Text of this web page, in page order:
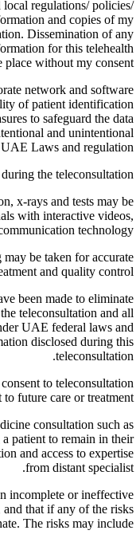
regulations/ policies/
and copies of my
Dissemination of any
for this telehealth
without my consent.
network and software
of patient identification
to safeguard the data
and unintentional
Laws and regulation.
the teleconsultation:
x-rays and tests may be
with interactive videos,
technology.
be taken for accurate
and quality control.
been made to eliminate
teleconsultation and all
UAE federal laws and
disclosed during this
teleconsultation.
to teleconsultation
future care or treatment.
consultation such as
patient to remain in their
and access to expertise
from distant specialist.
incomplete or ineffective
and that if any of the risks
The risks may include: